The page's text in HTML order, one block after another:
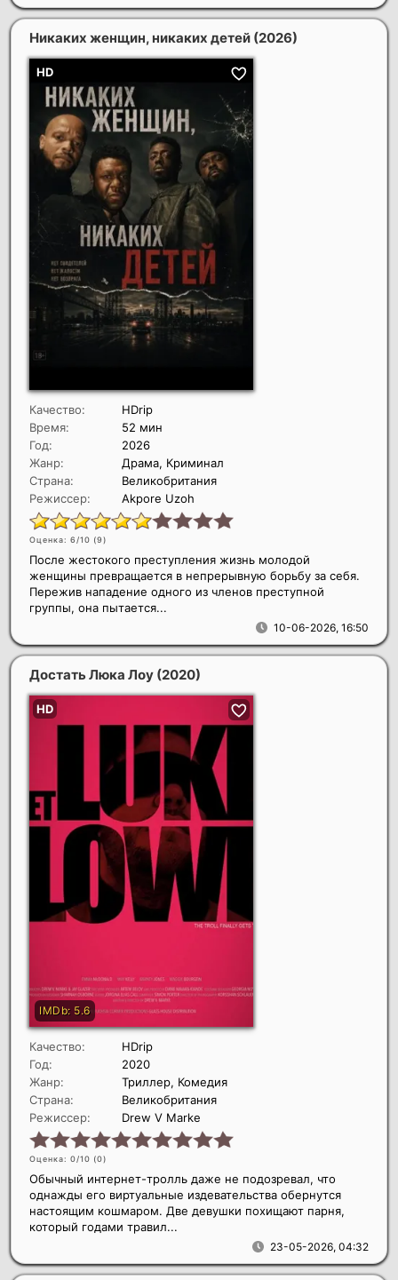
Никаких женщин, никаких детей (2026)
Качество:
HDrip
Время:
52 мин
Год:
2026
Жанр:
Драма, Криминал
Страна:
Великобритания
Режиссер:
Akpore Uzoh
Оценка: 6/10 (9)
10-06-2026, 16:50
После жестокого преступления жизнь молодой
женщины превращается в непрерывную борьбу за себя.
Пережив нападение одного из членов преступной
группы, она пытается...
Достать Люка Лоу (2020)
Качество:
HDrip
Год:
2020
Жанр:
Триллер, Комедия
Страна:
Великобритания
Режиссер:
Drew V Marke
Оценка: 0/10 (0)
23-05-2026, 04:32
Обычный интернет-тролль даже не подозревал, что
однажды его виртуальные издевательства обернутся
настоящим кошмаром. Две девушки похищают парня,
который годами травил...